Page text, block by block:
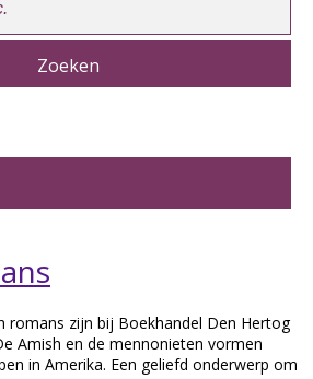
Winkelwagen:0
romans zijn bij Boekhandel Den Hertog
Amish en de mennonieten vormen
in Amerika. Een geliefd onderwerp om